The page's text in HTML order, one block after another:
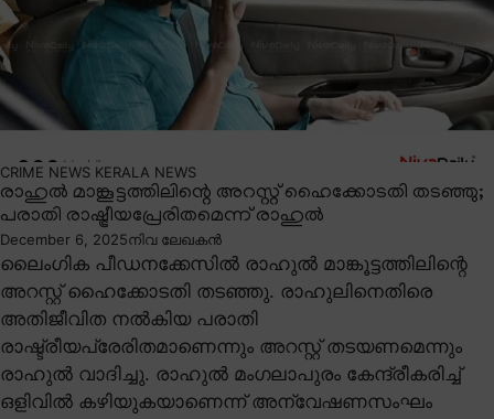
CRIME NEWS KERALA NEWS
രാഹുൽ മാങ്കൂട്ടത്തിലിന്റെ അറസ്റ്റ് ഹൈക്കോടതി തടഞ്ഞു;
പരാതി രാഷ്ട്രീയപ്രേരിതമെന്ന് രാഹുൽ
December 6, 2025നിവ ലേഖകൻ
ലൈംഗിക പീഡനക്കേസിൽ രാഹുൽ മാങ്കൂട്ടത്തിലിന്റെ
അറസ്റ്റ് ഹൈക്കോടതി തടഞ്ഞു. രാഹുലിനെതിരെ
അതിജീവിത നൽകിയ പരാതി
രാഷ്ട്രീയപ്രേരിതമാണെന്നും അറസ്റ്റ് തടയണമെന്നും
രാഹുൽ വാദിച്ചു. രാഹുൽ മംഗലാപുരം കേന്ദ്രീകരിച്ച്
ഒളിവിൽ കഴിയുകയാണെന്ന് അന്വേഷണസംഘം